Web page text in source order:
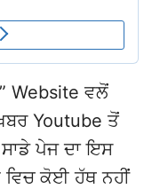
Website ਵਲੋਂ
Youtube ਤੋਂ
ਸਾਡੇ ਪੇਜ ਦਾ ਇਸ
ਵਿਚ ਕੋਈ ਹੱਥ ਨਹੀਂ